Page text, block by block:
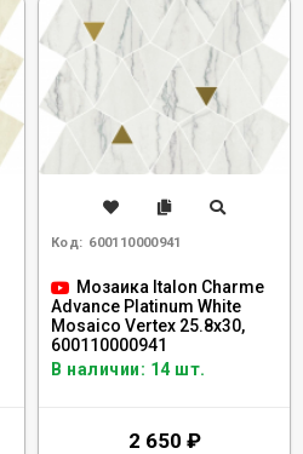
Код: 600110000941
Мозаика Italon Charme
Advance Platinum White
Mosaico Vertex 25.8x30,
600110000941
В наличии: 14 шт.
2 650 ₽